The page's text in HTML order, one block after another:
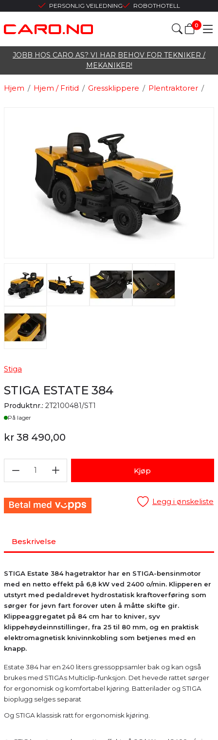
PERSONLIG VEILEDNING ROBOTHOTELL
0
JOBB HOS CARO AS? VI HAR BEHOV FOR TEKNIKER /
MEKANIKER!
/
Hjem /
Hjem / Fritid /
Gressklippere /
Plentraktorer
Stiga
STIGA ESTATE 384
Produktnr.: 2T2100481/ST1
Lager
På lager
kr 38 490,00
1 Kjøp
Legg i ønskeliste
Beskrivelse
STIGA Estate 384 hagetraktor har en STIGA-bensinmotor
med en netto effekt på 6,8 kW ved 2400 o/min. Klipperen er
utstyrt med pedaldrevet hydrostatisk kraftoverføring som
sørger for jevn fart forover uten å måtte skifte gir.
Klippeaggregatet på 84 cm har to kniver, syv
klippehøydeinnstillinger, fra 25 til 80 mm, og en praktisk
elektromagnetisk knivinnkobling som betjenes med en
knapp.
Estate 384 har en 240 liters gressoppsamler bak og kan også
brukes med STIGAs Multiclip-funksjon. Det hevede rattet sørger
for ergonomisk og komfortabel kjøring. Batterilader og STIGA
bioplugg selges separat
Og STIGA klassisk ratt for ergonomisk kjøring.